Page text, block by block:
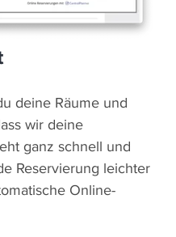
deine Räume und
wir deine
ganz schnell und
Reservierung leichter
Online-